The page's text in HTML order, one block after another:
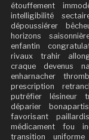
étouffement
intelligibilité
dépoussiérer
horizons
enfantin
rivaux
trahir
craque
devenus
enharnacher
prescription
putréfier
lésineur
déparier
favorisant
médicament
fou
transition
uniforme